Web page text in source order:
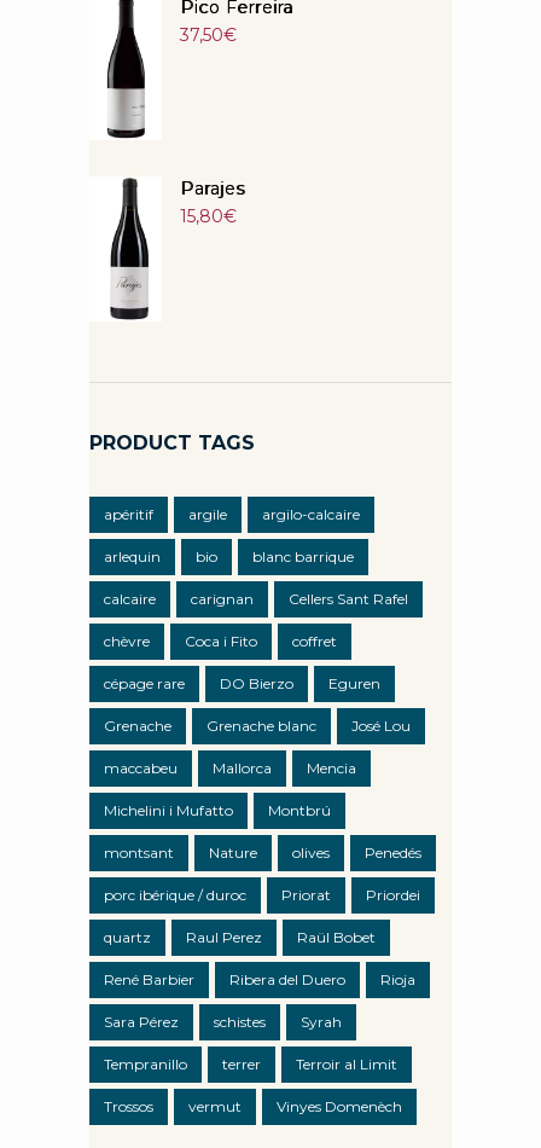
Pico Ferreira
37,50€
Parajes
15,80€
PRODUCT TAGS
apéritif argile argilo-calcaire
arlequin bio blanc barrique
calcaire carignan Cellers Sant Rafel
chèvre Coca i Fito coffret
cépage rare DO Bierzo Eguren
Grenache Grenache blanc José Lou
maccabeu Mallorca Mencia
Michelini i Mufatto Montbrú
montsant Nature olives Penedés
porc ibérique / duroc Priorat Priordei
quartz Raul Perez Raül Bobet
René Barbier Ribera del Duero Rioja
Sara Pérez schistes Syrah
Tempranillo terrer Terroir al Limit
Trossos vermut Vinyes Domenèch